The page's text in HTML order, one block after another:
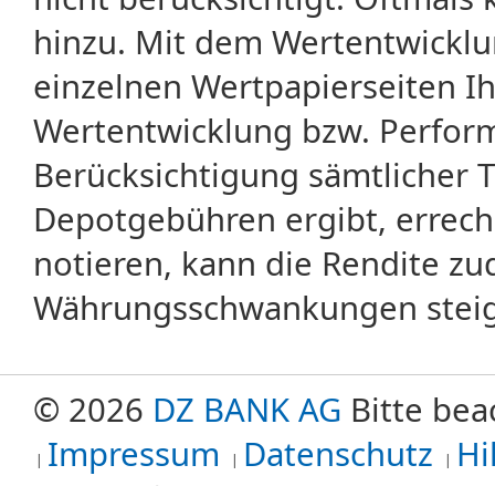
hinzu. Mit dem
einzelnen Wertpapierseiten
Wertentwicklung bzw.
Berücksichtigung sämtlicher
Depotgebühren ergibt,
notieren, kann die Rendite
Währungsschwankungen
© 2026 DZ BANK AG Bitte
Impressum
Datenschutz